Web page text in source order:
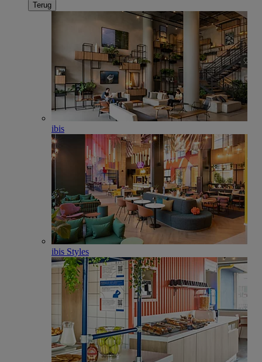
Terug
ibis
ibis Styles